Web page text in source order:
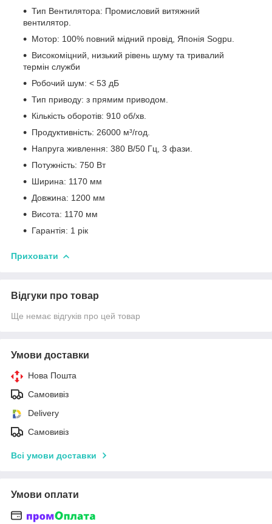
Тип Вентилятора: Промисловий витяжний
вентилятор.
Мотор: 100% повний мідний провід, Японія Sogpu.
Високоміцний, низький рівень шуму та тривалий
термін служби
Робочий шум: < 53 дБ
Тип приводу: з прямим приводом.
Кількість оборотів: 910 об/хв.
Продуктивність: 26000 м³/год.
Напруга живлення: 380 В/50 Гц, 3 фази.
Потужність: 750 Вт
Ширина: 1170 мм
Довжина: 1200 мм
Висота: 1170 мм
Гарантія: 1 рік
Приховати
Відгуки про товар
Ще немає відгуків про цей товар
Умови доставки
Нова Пошта
Самовивіз
Delivery
Самовивіз
Всі умови доставки
Умови оплати